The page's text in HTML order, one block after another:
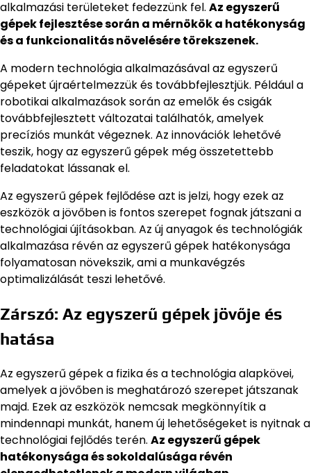
alkalmazási területeket fedezzünk fel. Az egyszerű
gépek fejlesztése során a mérnökök a hatékonyság
és a funkcionalitás növelésére törekszenek.
A modern technológia alkalmazásával az egyszerű
gépeket újraértelmezzük és továbbfejlesztjük. Például a
robotikai alkalmazások során az emelők és csigák
továbbfejlesztett változatai találhatók, amelyek
precíziós munkát végeznek. Az innovációk lehetővé
teszik, hogy az egyszerű gépek még összetettebb
feladatokat lássanak el.
Az egyszerű gépek fejlődése azt is jelzi, hogy ezek az
eszközök a jövőben is fontos szerepet fognak játszani a
technológiai újításokban. Az új anyagok és technológiák
alkalmazása révén az egyszerű gépek hatékonysága
folyamatosan növekszik, ami a munkavégzés
optimalizálását teszi lehetővé.
Zárszó: Az egyszerű gépek jövője és
hatása
Az egyszerű gépek a fizika és a technológia alapkövei,
amelyek a jövőben is meghatározó szerepet játszanak
majd. Ezek az eszközök nemcsak megkönnyítik a
mindennapi munkát, hanem új lehetőségeket is nyitnak a
technológiai fejlődés terén. Az egyszerű gépek
hatékonysága és sokoldalúsága révén